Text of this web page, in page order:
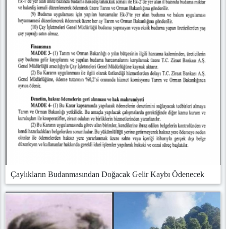
Çaylıkların Budanmasından Doğacak Gelir Kaybı Ödenecek